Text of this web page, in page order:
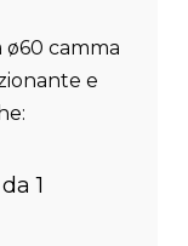
ø60 camma
e
1